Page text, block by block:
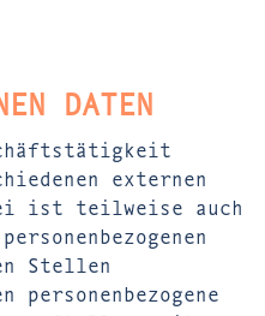
DATEN
externen
ist teilweise auch
Stellen